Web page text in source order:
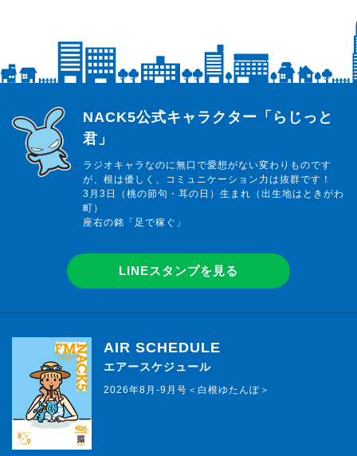
らじっと君
NACK5公式キャラクター「らじっと
君」
ラジオキャラなのに無口で愛想がない変わりものです
が、根は優しく、コミュニケーション力は抜群です！
3月3日（桃の節句・耳の日）生まれ（出生地はときがわ
町）
座右の銘「足で稼ぐ」
LINEスタンプを見る
AIR SCHEDULE
エアースケジュール
2026年8月-9月号＜白根ゆたんぽ＞